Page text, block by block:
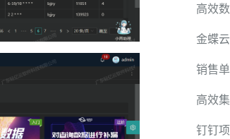
金蝶
销售
钉钉